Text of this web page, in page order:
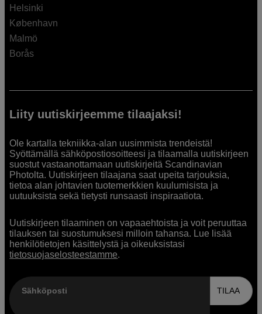
Helsinki
København
Malmö
Borås
Liity uutiskirjeemme tilaajaksi!
Ole kartalla tekniikka-alan uusimmista trendeistä!
Syöttämällä sähköpostiosoitteesi ja tilaamalla uutiskirjeen
suostut vastaanottamaan uutiskirjeitä Scandinavian
Photolta. Uutiskirjeen tilaajana saat upeita tarjouksia,
tietoa alan johtavien tuotemerkkien kuulumisista ja
uutuuksista sekä tietysti runsaasti inspiraatiota.
Uutiskirjeen tilaaminen on vapaaehtoista ja voit peruuttaa
tilauksen tai suostumuksesi milloin tahansa. Lue lisää
henkilötietojen käsittelystä ja oikeuksistasi
tietosuojaselosteestamme.
Sähköposti TILAA